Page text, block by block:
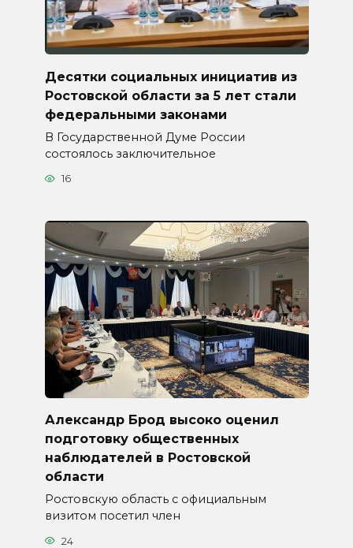
Десятки социальных инициатив из
Ростовской области за 5 лет стали
федеральными законами
В Государственной Думе России
состоялось заключительное
16
Александр Брод высоко оценил
подготовку общественных
наблюдателей в Ростовской
области
Ростовскую область с официальным
визитом посетил член
24